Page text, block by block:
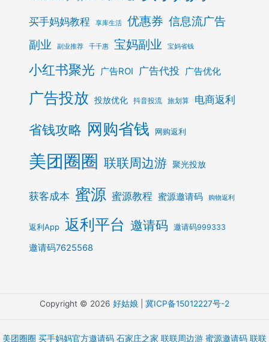
买手妈妈教程 享库生活 优惠券 信息流广告
副业 副业推荐 千千惠 宝妈副业 宝妈省钱
小红书聚光 广告ROI 广告代投 广告优化
广告投放 投放优化 抖音投流 旅划算 电商返利
省钱攻略 网购省钱 网购返利
美团圈圈 联联周边游 聚光投放
获客成本 蜜源 蜜源教程 蜜源邀请码 购物返利
返利App 返利平台 邀请码 邀请码999333
邀请码7625568
Copyright © 2026 好姑娘 冀ICP备15012227号-2
美团圈圈 买手妈妈官方邀请码 石家庄之家 联联周边游 蜜源邀请码 联联